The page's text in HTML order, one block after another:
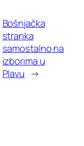
Bošnjačka
stranka
samostalno na
izborima u
Plavu →